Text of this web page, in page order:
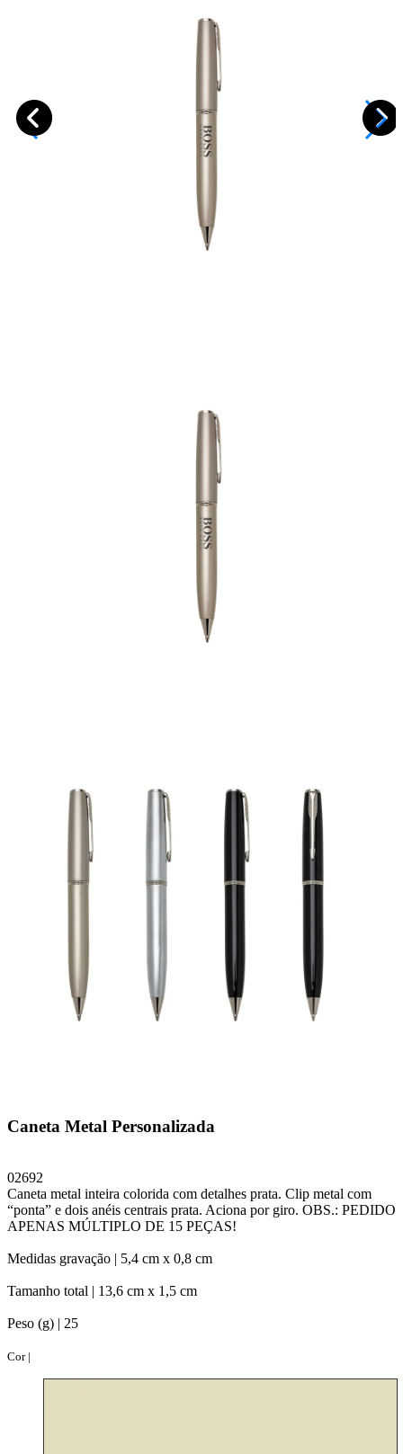
Caneta Metal Personalizada
02692
Caneta metal inteira colorida com detalhes prata. Clip metal com
“ponta” e dois anéis centrais prata. Aciona por giro. OBS.: PEDIDO
APENAS MÚLTIPLO DE 15 PEÇAS!
Medidas gravação | 5,4 cm x 0,8 cm
Tamanho total | 13,6 cm x 1,5 cm
Peso (g) | 25
Cor |